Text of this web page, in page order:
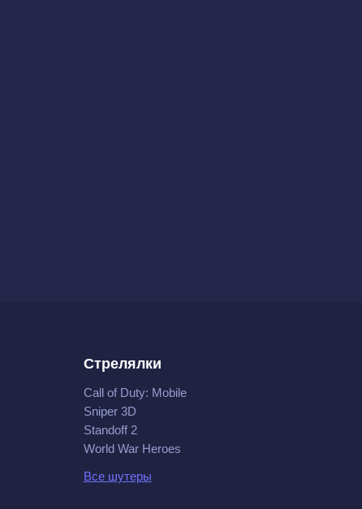
Стрелялки
Call of Duty: Mobile
Sniper 3D
Standoff 2
World War Heroes
Все шутеры